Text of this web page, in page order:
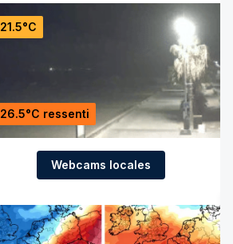
21.5°C
26.5°C ressenti
Webcams locales